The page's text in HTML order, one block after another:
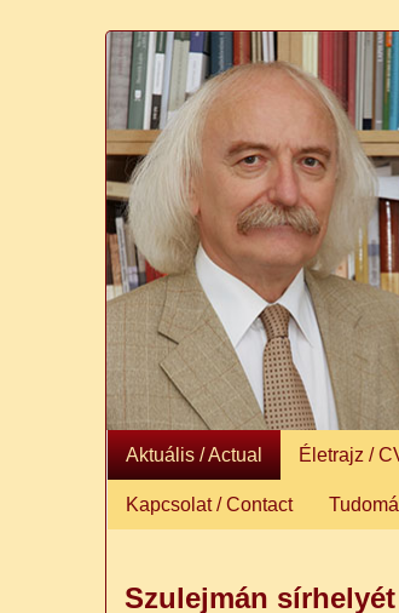
Aktuális / Actual Életrajz /
Kapcsolat / Contact
Szulejmán